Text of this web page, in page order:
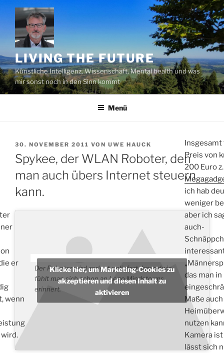
Zum
Inhalt
springen
LIVING THE FUTURE
Künstliche Intelligenz, Wissenschaft, Mental health und was
mir sonst noch in den Sinn kommt
Menü
VERÖFFENTLICHT
AM
30. NOVEMBER 2011 VON UWE HAUCK
Spykee, der WLAN Roboter, den
man auch übers Internet steuern
kann.
er
wenn
Der Roboter wird zerlegt geliefert. Irgendwie
fühlt man sich schon an Lego Mindstorms
erinnert.
Insgesamt
Preis von
200 Euro
ich hab
weniger
aber ich
auch-
das man in
Maße
nutzen
Kamera
lässt sich
Klicke hier, um Marketing-Cookies zu
akzeptieren und diesen Inhalt zu
aktivieren